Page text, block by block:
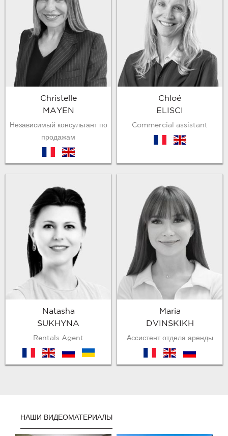
Christelle
MAYEN
Независимый консультант по
продажам
en
Chloé
ELISCI
Commercial assistant
en
Natasha
SUKHYNA
Rentals Agent
en ru ukr
Maria
DVINSKIKH
Ассистент отдела аренды
en ru
НАШИ ВИДЕОМАТЕРИАЛЫ